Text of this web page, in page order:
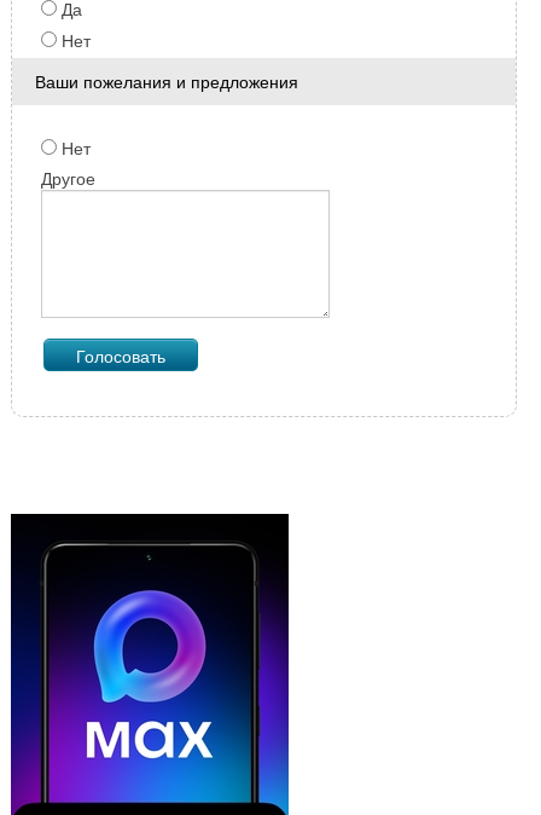
Да
Нет
Ваши пожелания и предложения
Нет
Другое